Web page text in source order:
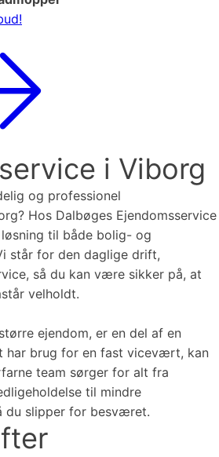
i Viborg
og professionel
Hos Dalbøges Ejendomsservice
til både bolig- og
står for den daglige drift,
så du kan være sikker på, at
velholdt.
ejendom, er en del af en
har brug for en fast vicevært, kan
team sørger for alt fra
til mindre
du slipper for besværet.